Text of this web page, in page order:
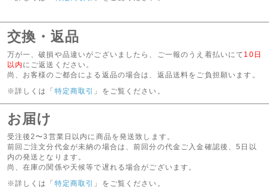
交換・返品
万が一、破損や品違いがございましたら、ご一報のうえ着払いにて 10日
以内 にご返送ください。
尚、お客様のご都合による返品の場合は、返品送料をご負担願います。
※詳しくは「 特定商取引 」をご覧ください。
お届け
受注後2〜3営業日以内に商品を発送致します。
前回ご注文分代金が未納の場合は、前回分の代金ご入金確認後、5日以
内の発送となります。
尚、在庫の関係や天候等で遅れる場合がございます。
※詳しくは「 特定商取引 」をご覧ください。